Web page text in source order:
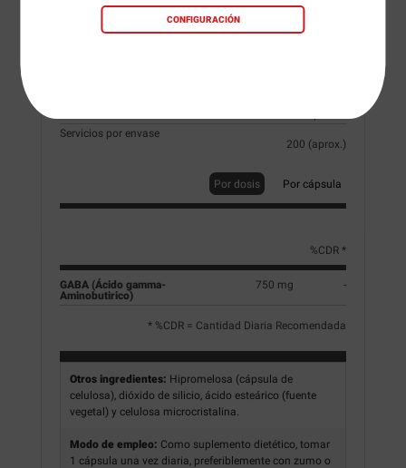
CONFIGURACIÓN
Información Nutricional:GABA 750 mg -
200 vcaps.
Servicios por envase
200 (aprox.)
Por dosis Por cápsula
%CDR *
GABA (Ácido gamma-
Aminobutirico)
750 mg -
* %CDR = Cantidad Diaria Recomendada
Otros ingredientes: Hipromelosa (cápsula de
celulosa), dióxido de silicio, ácido esteárico (fuente
vegetal) y celulosa microcristalina.
Modo de empleo: Como suplemento dietético, tomar
1 cápsula una vez diaria, preferiblemente con zumo o